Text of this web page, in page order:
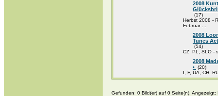
2008
(17)
Herbst 2008 -
Februar ....
2008
Tunes
(54)
CZ, PL, SLO -
2008
• (20)
I, F, UA, CH,
Gefunden: 0 Bild(er) auf 0 Seite(n). Angezeigt: